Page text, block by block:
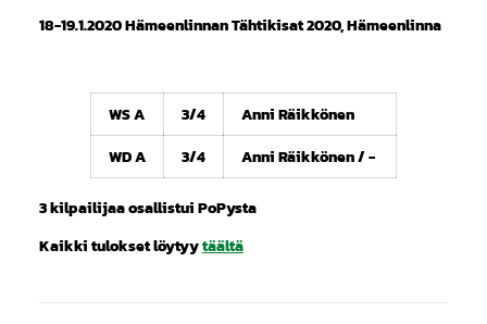
18-19.1.2020 Hämeenlinnan Tähtikisat 2020, Hämeenlinna
WS A 3/4
Anni Räikkönen
WD A
3/4 Anni Räikkönen / -
3 kilpailijaa osallistui PoPysta
Kaikki tulokset löytyytäältä